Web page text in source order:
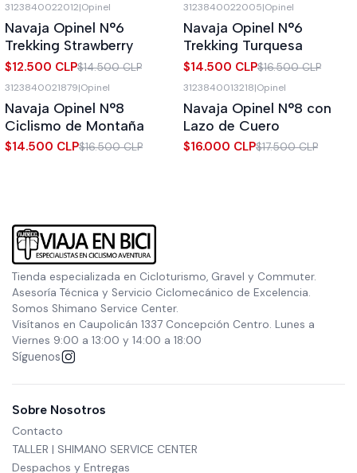
Agotado
3123840022012|Opinel
Navaja Opinel N°6
Trekking Strawberry
$12.500 CLP$14.500 CLP
Agotado
3123840022005|Opinel
Navaja Opinel N°6
Trekking Turquesa
$14.500 CLP$16.500 CLP
-12% OFF
Agotado
3123840021879|Opinel
Navaja Opinel N°8
Ciclismo de Montaña
$14.500 CLP$16.500 CLP
-9% OFF
Agotado
3123840013218|Opinel
Navaja Opinel N°8 con
Lazo de Cuero
$16.000 CLP$17.500 CLP
Tienda especializada en Cicloturismo, Gravel y Commuter.
Asesoría Técnica y Servicio Ciclomecánico de Excelencia.
Somos Shimano Service Center.
Visítanos en Caupolicán 1337 Concepción Centro. Lunes a
Viernes 9:00 a 13:00 y 14:00 a 18:00
Síguenos
Sobre Nosotros
Contacto
TALLER | SHIMANO SERVICE CENTER
Despachos y Entregas